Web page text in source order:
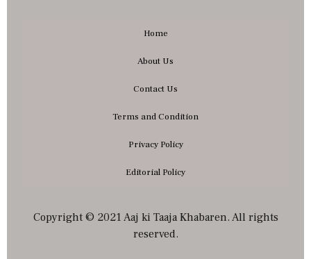
Home
About Us
Contact Us
Terms and Condition
Privacy Policy
Editorial Policy
Copyright © 2021 Aaj ki Taaja Khabaren. All rights
reserved.